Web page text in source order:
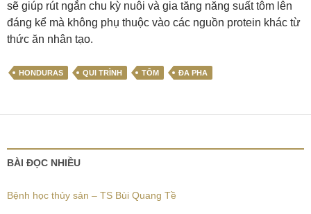
sẽ giúp rút ngắn chu kỳ nuôi và gia tăng năng suất tôm lên
đáng kể mà không phụ thuộc vào các nguồn protein khác từ
thức ăn nhân tạo.
HONDURAS QUI TRÌNH TÔM ĐA PHA
BÀI ĐỌC NHIỀU
Bệnh học thủy sản – TS Bùi Quang Tề